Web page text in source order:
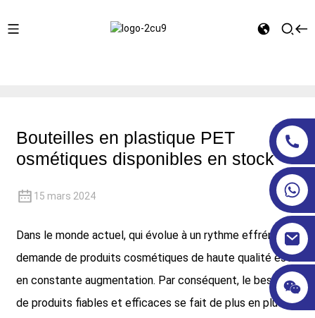
Bouteilles en plastique PET
osmétiques disponibles en stock
15 mars 2024
Dans le monde actuel, qui évolue à un rythme effréné, la
demande de produits cosmétiques de haute qualité est
en constante augmentation. Par conséquent, le besoin
de produits fiables et efficaces se fait de plus en plus